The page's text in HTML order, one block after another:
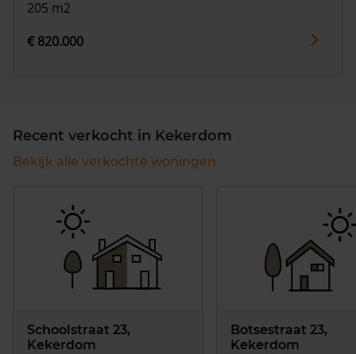
205 m2
€ 820.000
Recent verkocht in Kekerdom
Bekijk alle verkochte woningen
Schoolstraat 23,
Kekerdom
Botsestraat 23,
Kekerdom